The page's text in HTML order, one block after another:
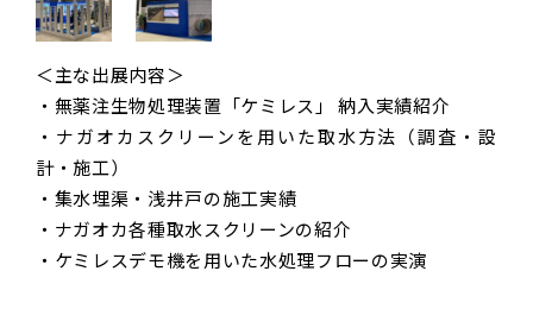
＜主な出展内容＞
・無薬注生物処理装置「ケミレス」 納入実績紹介
・ナガオカスクリーンを用いた取水方法（調査・設
計・施工）
・集水埋渠・浅井戸の施工実績
・ナガオカ各種取水スクリーンの紹介
・ケミレスデモ機を用いた水処理フローの実演